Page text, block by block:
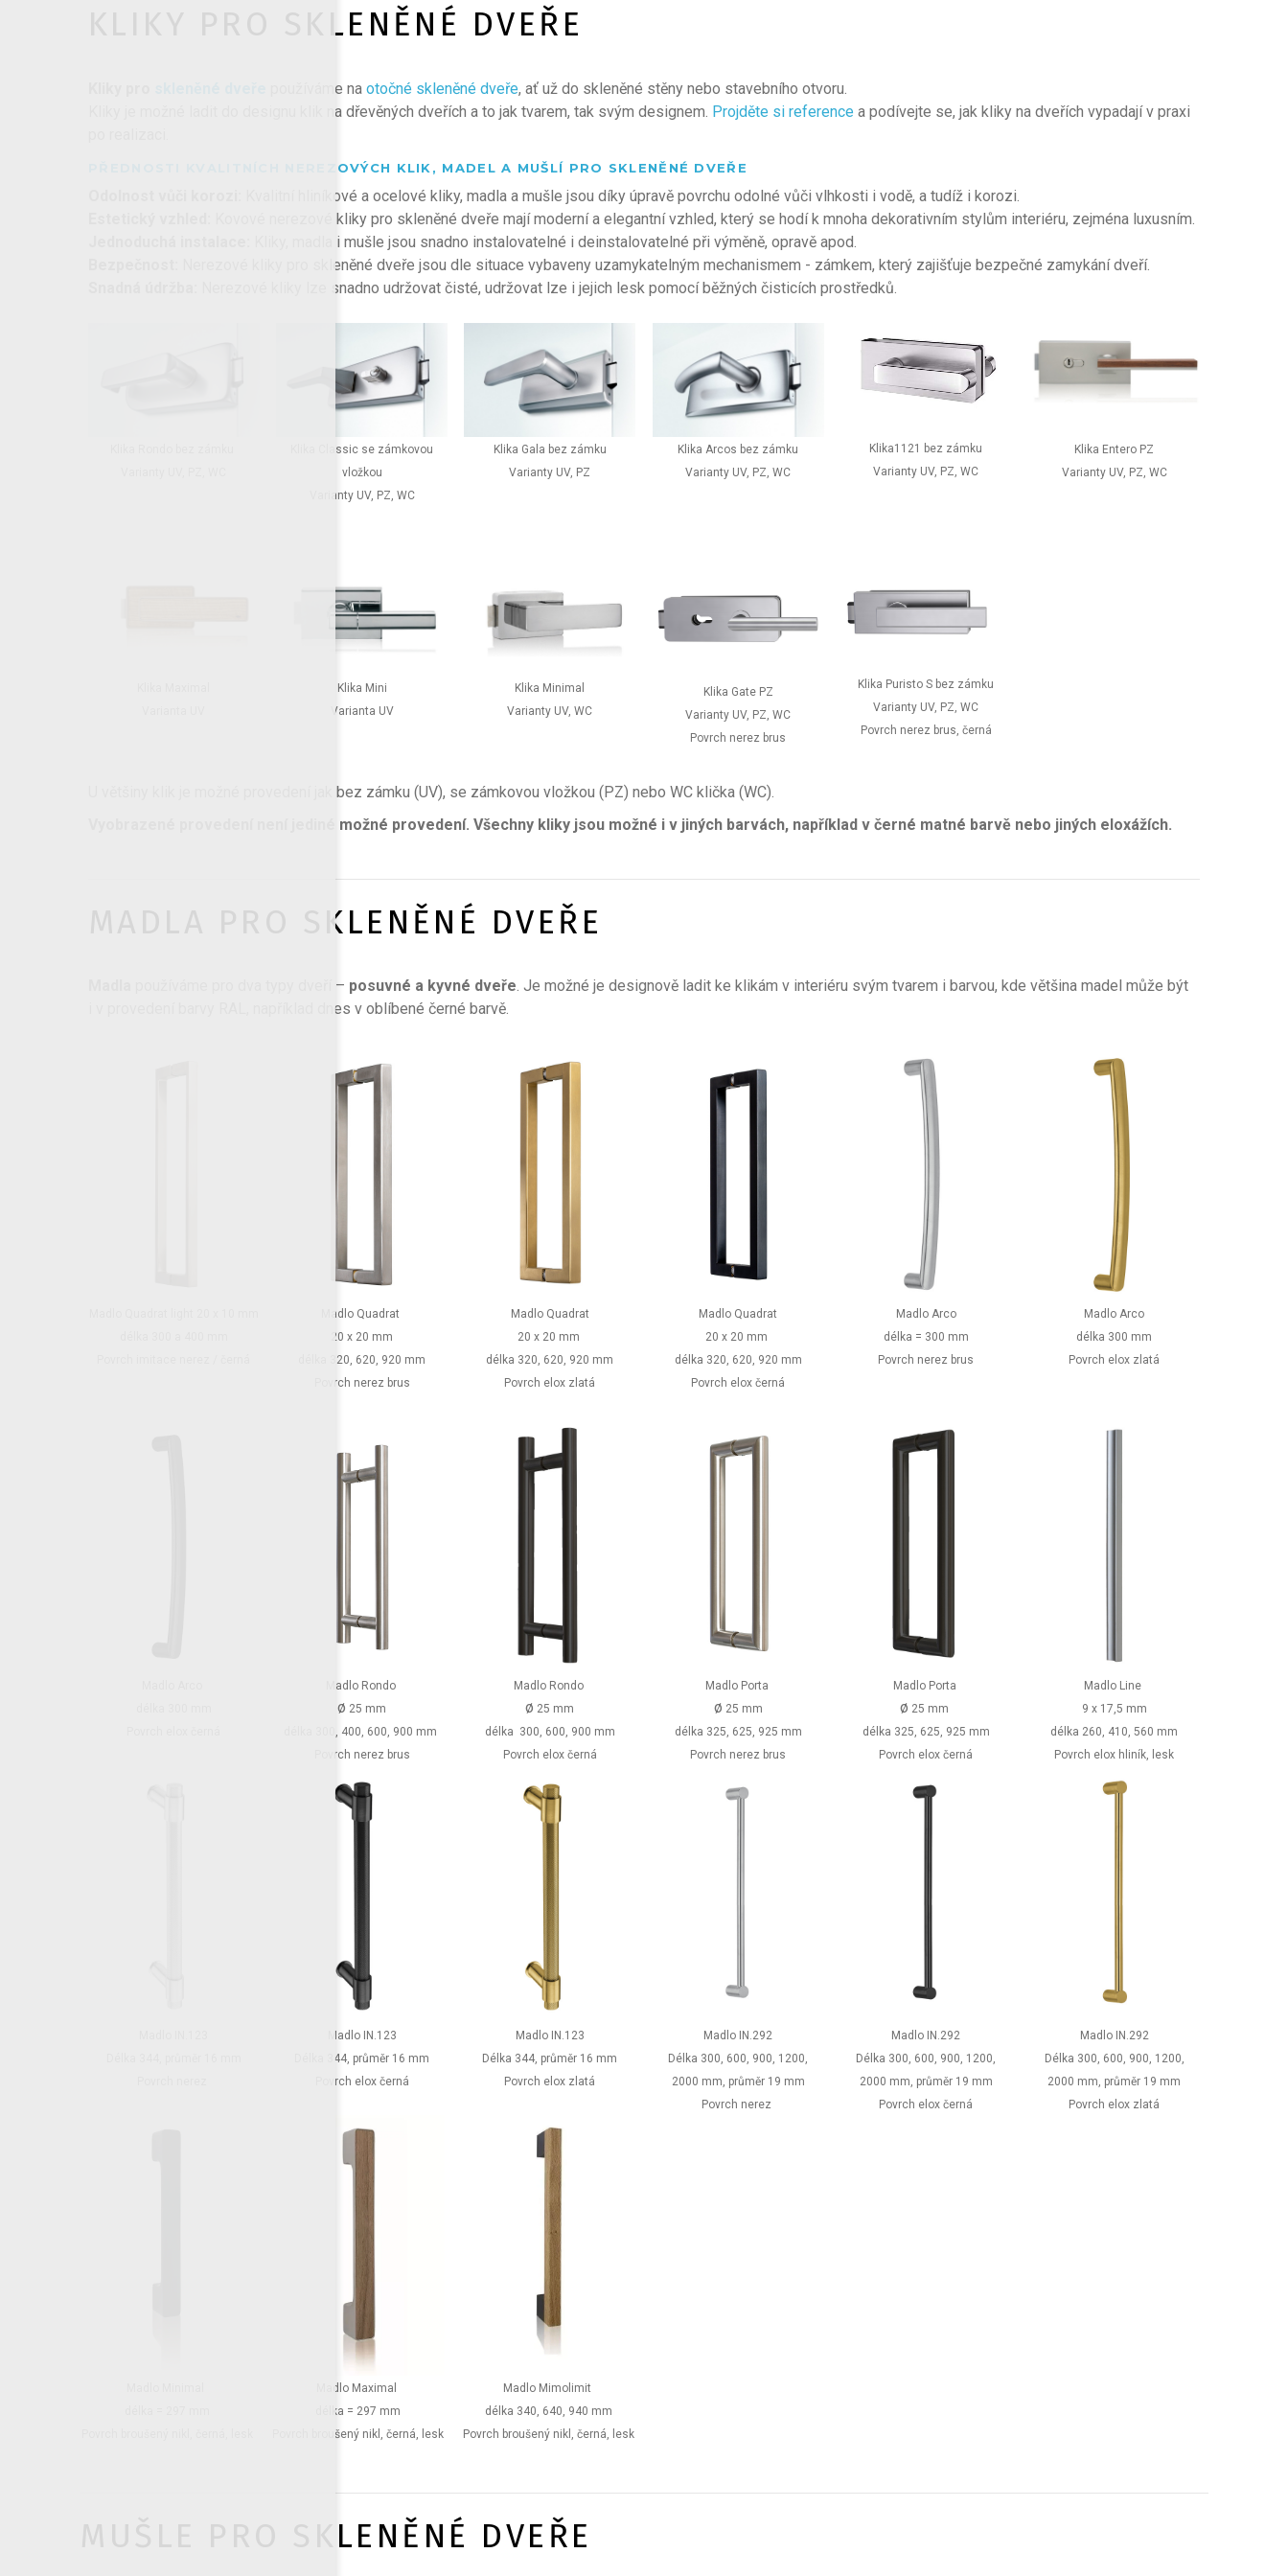
KLIKY PRO SKLENĚNÉ DVEŘE
používáme na otočné skleněné dveře, ať už do skleněné stěny nebo stavebního otvoru.
Kliky je možné ladit do designu klik na dřevěných dveřích a to jak tvarem, tak svým designem. Projděte si reference a podívejte se, jak kliky na dveřích vypadají v praxi
PŘEDNOSTI KVALITNÍCH NEREZOVÝCH KLIK, MADEL A MUŠLÍ PRO SKLENĚNÉ DVEŘE
Kvalitní hliníkové a ocelové kliky, madla a mušle jsou díky úpravě povrchu odolné vůči vlhkosti i vodě, a tudíž i korozi.
Kovové nerezové kliky pro skleněné dveře mají moderní a elegantní vzhled, který se hodí k mnoha dekorativním stylům interiéru, zejména luxusním.
Kliky, madla i mušle jsou snadno instalovatelné i deinstalovatelné při výměně, opravě apod.
Nerezové kliky pro skleněné dveře jsou dle situace vybaveny uzamykatelným mechanismem - zámkem, který zajišťuje bezpečné zamykání dveří.
Nerezové kliky lze snadno udržovat čisté, udržovat lze i jejich lesk pomocí běžných čisticích prostředků.
Klika Classic se zámkovou
vložkou
Varianty UV, PZ, WC
Klika Gala bez zámku
Varianty UV, PZ
Klika Arcos bez zámku
Varianty UV, PZ, WC
Klika1121 bez zámku
Varianty UV, PZ, WC
Klika Entero PZ
Varianty UV, PZ, WC
Klika Mini
Varianta UV
Klika Minimal
Varianty UV, WC
Klika Gate PZ
Varianty UV, PZ, WC
Povrch nerez brus
Klika Puristo S bez zámku
Varianty UV, PZ, WC
Povrch nerez brus, černá
U většiny klik je možné provedení jak bez zámku (UV), se zámkovou vložkou (PZ) nebo WC klička (WC).
yobrazené provedení není jediné možné provedení. Všechny kliky jsou možné i v jiných barvách, například v černé matné barvě nebo jiných eloxážích.
MADLA PRO SKLENĚNÉ DVEŘE
používáme pro dva typy dveří – posuvné a kyvné dveře. Je možné je designově ladit ke klikám v interiéru svým tvarem i barvou, kde většina madel může být
i v provedení barvy RAL, například dnes v oblíbené černé barvě.
Madlo Quadrat
20 x 20 mm
délka 320, 620, 920 mm
Povrch nerez brus
Madlo Quadrat
20 x 20 mm
délka 320, 620, 920 mm
Povrch elox zlatá
Madlo Quadrat
20 x 20 mm
délka 320, 620, 920 mm
Povrch elox černá
Madlo Arco
délka = 300 mm
Povrch nerez brus
Madlo Arco
délka 300 mm
Povrch elox zlatá
Madlo Rondo
ø 25 mm
délka 300, 400, 600, 900 mm
Povrch nerez brus
Madlo Rondo
ø 25 mm
délka 300, 600, 900 mm
Povrch elox černá
Madlo Porta
ø 25 mm
délka 325, 625, 925 mm
Povrch nerez brus
Madlo Porta
ø 25 mm
délka 325, 625, 925 mm
Povrch elox černá
Madlo Line
9 x 17,5 mm
délka 260, 410, 560 mm
Povrch elox hliník, lesk
Madlo IN.123
Délka 344, průměr 16 mm
Povrch elox černá
Madlo IN.123
Délka 344, průměr 16 mm
Povrch elox zlatá
Madlo IN.292
Délka 300, 600, 900, 1200,
2000 mm, průměr 19 mm
Povrch nerez
Madlo IN.292
Délka 300, 600, 900, 1200,
2000 mm, průměr 19 mm
Povrch elox černá
Madlo IN.292
Délka 300, 600, 900, 1200,
2000 mm, průměr 19 mm
Povrch elox zlatá
Madlo Maximal
délka = 297 mm
Povrch broušený nikl, černá, lesk
Madlo Mimolimit
délka 340, 640, 940 mm
Povrch broušený nikl, černá, lesk
MUŠLE PRO SKLENĚNÉ DVEŘE